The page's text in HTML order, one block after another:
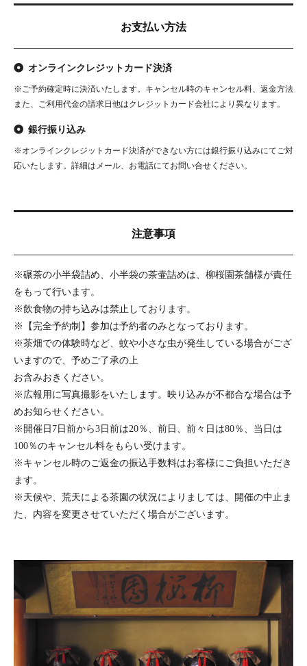
お支払い方法
オンラインクレジットカード決済
※ご予約確定時に決済いたします。キャンセル時のキャンセル料、返金方法
また、ご利用代金の請求日他はクレジットカード会社により異なります。
銀行振り込み
※オンラインクレジットカード決済ができない方には銀行振り込みにてご対
応いたします。詳細はメール、お電話にてお問い合せください。
注意事項
※碾茶の小半袋詰め、小半袋の茶壷詰めは、柳桜園茶舗様が責任
をもって行います。
※飲食物の持ち込みは禁止しております。
※【完全予約制】参加は予約者のみとなっております。
※茶畑での体験時など、蚊や小さな虫が発生している場合がござ
いますので、予めご了承の上
お含みおきください。
※広報用に写真撮影をいたします。映り込みが不都合な場合は予
めお知らせください。
※開催日7日前から3日前は20％、前日、前々日は80％、当日は
100％のキャンセル料をもらい受けます。
※キャンセル時のご返金の振込手数料はお客様にご負担いただき
ます。
※天候や、荒天による茶園の状況によりましては、開催の中止ま
た、内容を変更させていただく場合がございます。